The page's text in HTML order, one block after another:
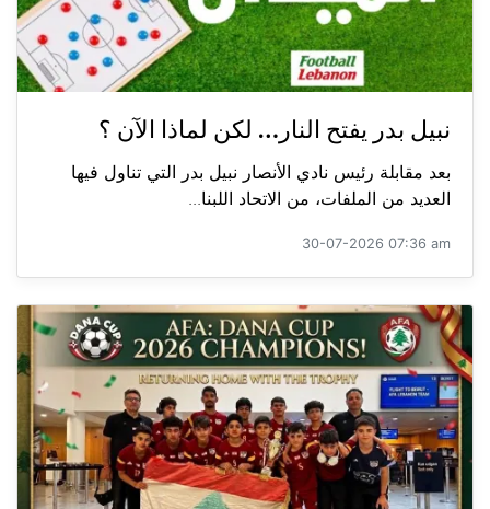
نبيل بدر يفتح النار… لكن لماذا الآن ؟
بعد مقابلة رئيس نادي الأنصار نبيل بدر التي تناول فيها
العديد من الملفات، من الاتحاد اللبنا...
30-07-2026 07:36 am